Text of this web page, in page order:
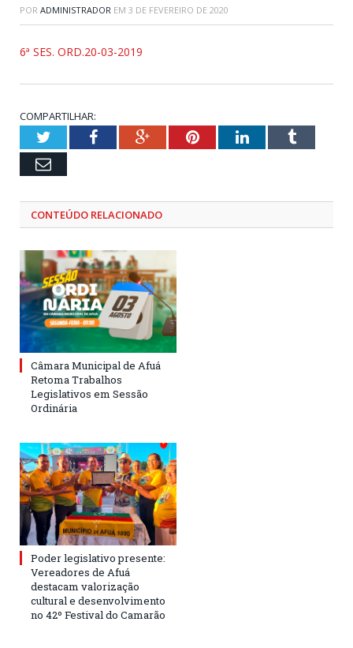
POR ADMINISTRADOR EM 3 DE FEVEREIRO DE 2020
6ª SES. ORD.20-03-2019
COMPARTILHAR:
TwitterFacebookGoogle+PinterestLinkedInTumblr
Email
CONTEÚDO RELACIONADO
Câmara Municipal de Afuá
Retoma Trabalhos
Legislativos em Sessão
Ordinária
Poder legislativo presente:
Vereadores de Afuá
destacam valorização
cultural e desenvolvimento
no 42º Festival do Camarão